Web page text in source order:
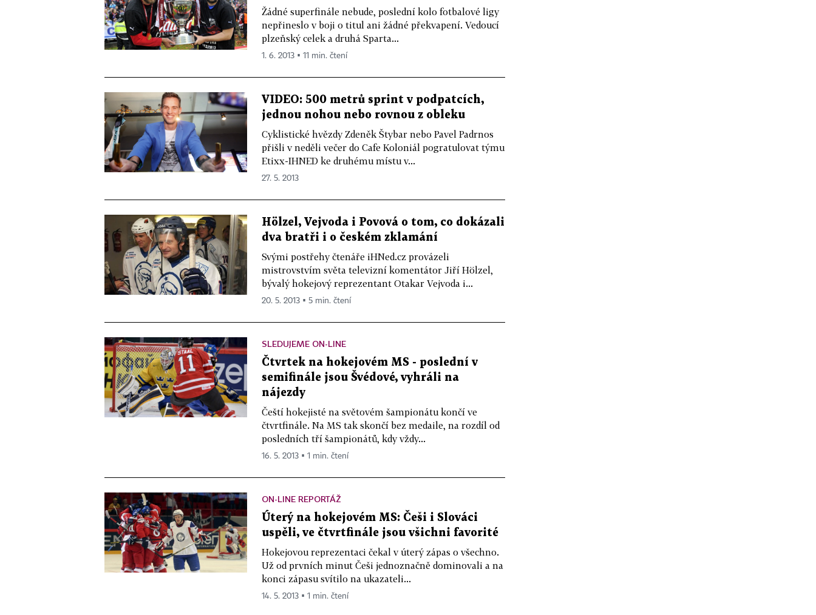
Žádné superfinále nebude, poslední kolo fotbalové ligy
nepřineslo v boji o titul ani žádné překvapení. Vedoucí
plzeňský celek a druhá Sparta...
1. 6. 2013 ▪ 11 min. čtení
VIDEO: 500 metrů sprint v podpatcích,
jednou nohou nebo rovnou z obleku
Cyklistické hvězdy Zdeněk Štybar nebo Pavel Padrnos
přišli v neděli večer do Cafe Koloniál pogratulovat týmu
Etixx-IHNED ke druhému místu v...
27. 5. 2013
Hölzel, Vejvoda i Povová o tom, co dokázali
dva bratři i o českém zklamání
Svými postřehy čtenáře iHNed.cz provázeli
mistrovstvím světa televizní komentátor Jiří Hölzel,
bývalý hokejový reprezentant Otakar Vejvoda i...
20. 5. 2013 ▪ 5 min. čtení
SLEDUJEME ON-LINE
Čtvrtek na hokejovém MS - poslední v
semifinále jsou Švédové, vyhráli na
nájezdy
Čeští hokejisté na světovém šampionátu končí ve
čtvrtfinále. Na MS tak skončí bez medaile, na rozdíl od
posledních tří šampionátů, kdy vždy...
16. 5. 2013 ▪ 1 min. čtení
ON-LINE REPORTÁŽ
Úterý na hokejovém MS: Češi i Slováci
uspěli, ve čtvrtfinále jsou všichni favorité
Hokejovou reprezentaci čekal v úterý zápas o všechno.
Už od prvních minut Češi jednoznačně dominovali a na
konci zápasu svítilo na ukazateli...
14. 5. 2013 ▪ 1 min. čtení